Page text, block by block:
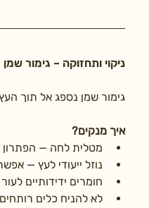
ניקוי ותחזוקה – גימור שמן
גימור שמן נספג אל תוך העץ
איך מנקים?
מטלית לחה —
נוזל ייעודי לעץ —
חומרים ידידותיים
לא להניח כלים